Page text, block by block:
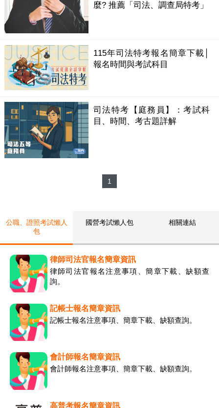
麼? 推薦「司法、調查局特考」
115年司法特考報名簡章下載│
報名時間與考試科目
司法特考【庭務員】：考試科
目、時間、考古題詳解
1
公職、證照考試懶人
包
國營考試懶人包 相關連結
律師司法官報名簡章資訊
律師司法官報名注意事項、簡章下載、缺額查
詢。
記帳士報名簡章資訊
記帳士報名注意事項、簡章下載、缺額查詢。
會計師報名簡章資訊
會計師報名注意事項、簡章下載、缺額查詢。
高普考報名簡章資訊